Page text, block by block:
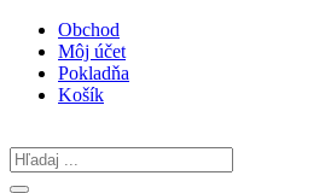
Obchod
Môj účet
Pokladňa
Košík
Search
...